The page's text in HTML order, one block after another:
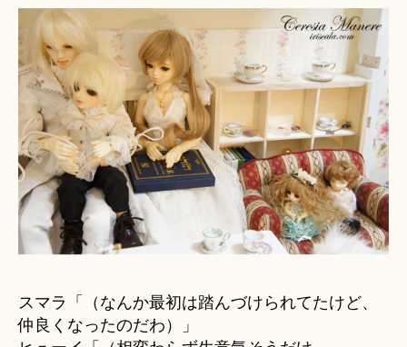
スマラ「（なんか最初は踏んづけられてたけど、
仲良くなったのだわ）」